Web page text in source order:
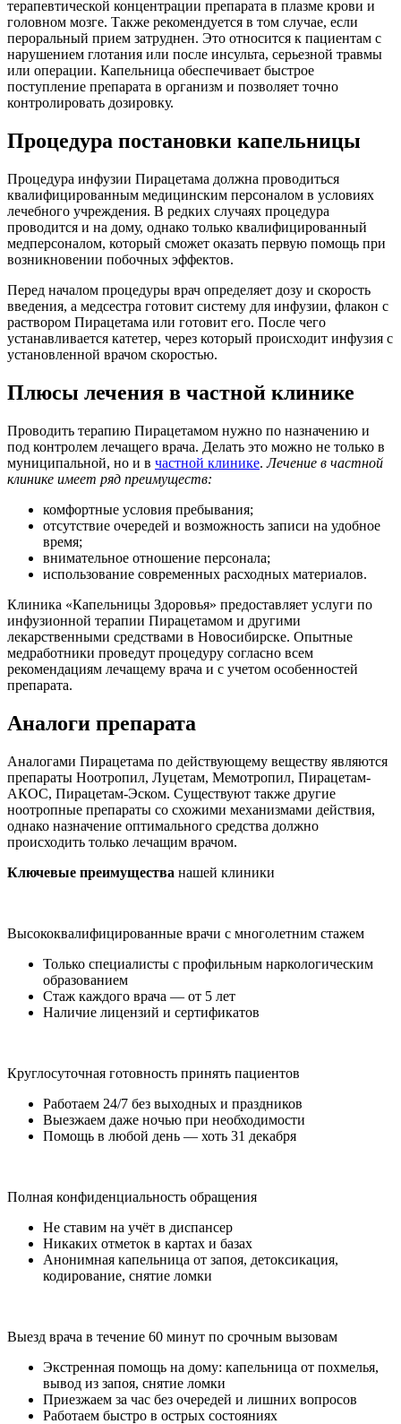
терапевтической концентрации препарата в плазме крови и
головном мозге. Также рекомендуется в том случае, если
пероральный прием затруднен. Это относится к пациентам с
нарушением глотания или после инсульта, серьезной травмы
или операции. Капельница обеспечивает быстрое
поступление препарата в организм и позволяет точно
контролировать дозировку.
Процедура постановки капельницы
Процедура инфузии Пирацетама должна проводиться
квалифицированным медицинским персоналом в условиях
лечебного учреждения. В редких случаях процедура
проводится и на дому, однако только квалифицированный
медперсоналом, который сможет оказать первую помощь при
возникновении побочных эффектов.
Перед началом процедуры врач определяет дозу и скорость
введения, а медсестра готовит систему для инфузии, флакон с
раствором Пирацетама или готовит его. После чего
устанавливается катетер, через который происходит инфузия с
установленной врачом скоростью.
Плюсы лечения в частной клинике
Проводить терапию Пирацетамом нужно по назначению и
под контролем лечащего врача. Делать это можно не только в
муниципальной, но и в частной клинике.Лечение в частной
клинике имеет ряд преимуществ:
комфортные условия пребывания;
отсутствие очередей и возможность записи на удобное
время;
внимательное отношение персонала;
использование современных расходных материалов.
Клиника «Капельницы Здоровья» предоставляет услуги по
инфузионной терапии Пирацетамом и другими
лекарственными средствами в Новосибирске. Опытные
медработники проведут процедуру согласно всем
рекомендациям лечащему врача и с учетом особенностей
препарата.
Аналоги препарата
Аналогами Пирацетама по действующему веществу являются
препараты Ноотропил, Луцетам, Мемотропил, Пирацетам-
АКОС, Пирацетам-Эском. Существуют также другие
ноотропные препараты со схожими механизмами действия,
однако назначение оптимального средства должно
происходить только лечащим врачом.
Ключевые преимущества нашей клиники
Высококвалифицированные врачи с многолетним стажем
Только специалисты с профильным наркологическим
образованием
Стаж каждого врача — от 5 лет
Наличие лицензий и сертификатов
Круглосуточная готовность принять пациентов
Работаем 24/7 без выходных и праздников
Выезжаем даже ночью при необходимости
Помощь в любой день — хоть 31 декабря
Полная конфиденциальность обращения
Не ставим на учёт в диспансер
Никаких отметок в картах и базах
Анонимная капельница от запоя, детоксикация,
кодирование, снятие ломки
Выезд врача в течение 60 минут по срочным вызовам
Экстренная помощь на дому: капельница от похмелья,
вывод из запоя, снятие ломки
Приезжаем за час без очередей и лишних вопросов
Работаем быстро в острых состояниях